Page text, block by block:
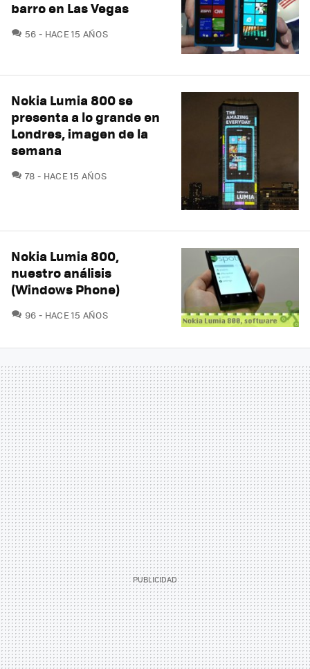
barro en Las Vegas
56 COMENTARIOS
HACE 15 AÑOS
Nokia Lumia 800 se
presenta a lo grande en
Londres, imagen de la
semana
78 COMENTARIOS
HACE 15 AÑOS
Nokia Lumia 800,
nuestro análisis
(Windows Phone)
96 COMENTARIOS
HACE 15 AÑOS